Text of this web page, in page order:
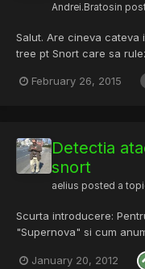
Andrei.Bratosin
Salut. Are cineva cateva
tree pt Snort care sa
February 26, 2015
Detectia
snort
aelius posted a
Scurta introducere:
"Supernova" si cum
participantilor dupa hub
January 20, 2012